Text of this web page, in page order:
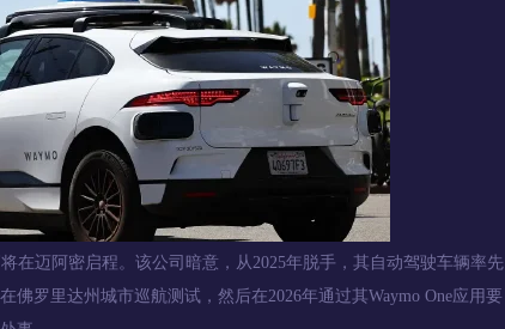
迈阿密启程。该公司暗意，从2025年脱手，其自动驾驶车辆率先
佛罗里达州城市巡航测试，然后在2026年通过其Waymo One应用要